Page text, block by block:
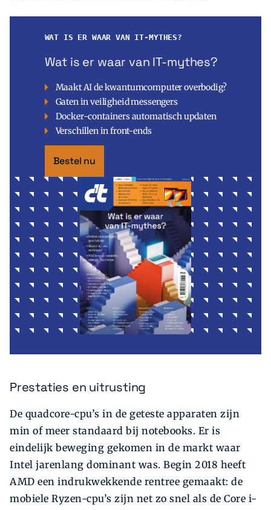
WAT IS ER WAAR VAN IT-MYTHES?
Wat is er waar van IT-mythes?
Maakt AI de kwantumcomputer overbodig?
Gaten in veiligheid messengers
Docker-containers automatisch updaten
Verschillen in front-ends
Bestel nu
Prestaties en uitrusting
De quadcore-cpu’s in de geteste apparaten zijn
min of meer standaard bij notebooks. Er is
eindelijk beweging gekomen in de markt waar
Intel jarenlang dominant was. Begin 2018 heeft
AMD een indrukwekkende rentree gemaakt: de
mobiele Ryzen-cpu’s zijn net zo snel als de Core i-